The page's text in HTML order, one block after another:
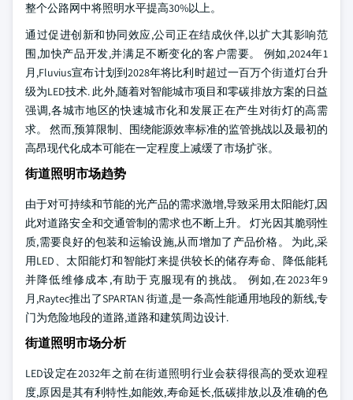
整个公路网中将照明水平提高30%以上。
通过促进创新和协同效应,公司正在结成伙伴,以扩大其影响范
围,加快产品开发,并满足不断变化的客户需要。 例如,2024年1
月,Fluvius宣布计划到2028年将比利时超过一百万个街道灯台升
级为LED技术. 此外,随着对智能城市项目和零碳排放方案的日益
强调,各城市地区的快速城市化和发展正在产生对街灯的高需
求。 然而,预算限制、围绕能源效率标准的监管挑战以及最初的
高昂现代化成本可能在一定程度上减缓了市场扩张。
街道照明市场趋势
由于对可持续和节能的光产品的需求激增,导致采用太阳能灯,因
此对道路安全和交通管制的需求也不断上升。 灯光因其脆弱性
质,需要良好的包装和运输设施,从而增加了产品价格。 为此,采
用LED、太阳能灯和智能灯来提供较长的储存寿命、降低能耗
并降低维修成本,有助于克服现有的挑战。 例如,在2023年9
月,Raytec推出了SPARTAN 街道,是一条高性能通用地段的新线,专
门为危险地段的道路,道路和建筑周边设计.
街道照明市场分析
LED设定在2032年之前在街道照明行业会获得很高的受欢迎程
度,原因是其有利特性,如能效,寿命延长,低碳排放,以及准确的色